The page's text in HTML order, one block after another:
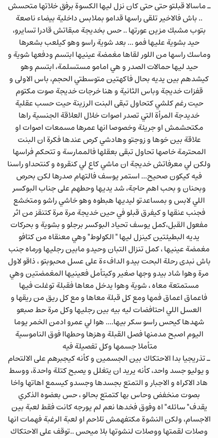
ـ ماسالا قبلتو حتى حتى كان نزل ليها الكسوة برفق خلاتها متحسش
.. باش فالاخير تلقى راسها قدامو بملابس داخلية بيضاء ناصعة
بتوب مشبك مزين عورتها .. حس بخديجة مبقاتش قادرا تسايرو،
حيد بشوية عليها فمو ... بعد شوية راسو وهو كيلعب بشعرها
وماسك راسها من اللور لقاها مغمضة عينيها ابتسم ودفعها شوية و
حيد ليها حمالات الصدر و هي امامو مستسلمة، ابتسم وهو
كيشدهم بين يديه بحال فاكهتين متوسطتي الحجم، باس الاولى و
قفزات خديجة وباس الثانية و هنا خرجات خديجة صوت مكتوم
حيت رغم كلشي كتحاول تبقى البنت الرزينة حيت حسب عقلية
خديدجة المرأة التي تصدر اصوات خلال العلاقة الجنسية راها
مكتحشمش او جريئة وخصوصا انها عمرها مسمعات اصوات او
علاقة بين خوها و زوجتو وهادشي كرص عندها فكرة ان البنت
المحترمة خاصها تحاول تبقى بعقلها فالممارسة و تتحكم فراسها
ولكن لي معرفاتش خديجة ان ماشي كاع لي كنقروه و كنتحداو راسنا
فيه كيكون صحيح... استمر يوسف فالتهام صدرها لكن بحرص
وبحنان و بحب اهم حاجة، شد يديها وحطهم على جناب البوكسر
اللي لابس و بمساعدتو ليديها هبطوه وهو خاشي راشو ومتخشع
فجنب عنقها و كيفرق قبلو في حين خديجة مرة مرة كتنقز من اثر
مفعول القبل،كمل يوسف تحياد البوكسر برجلو و بشوية و بحركات
يديه البطيئتين كينزل ليها " الكولوط" وهي معنقاه من كتافو
مغمضة عينيها ، كمل تنزال التبان وحيدو مابين رجليها ورماه جنب
باش نبدى رحلة البحت بيدو الدافءة على عسل محبوبتو ، ذاقو لاول
مرة وهوا شاد بيدو وجها صغير وكيتأمل فعينيها المغمضتين وهي
مستمتعة معاه ، شوية وهوا يدخل معاها فقبلة توغلت فيها
فاعماق اعماق فمها ومع كل قبلة معاها و مع كل ريق من ريقها و
العسل اللي احتافضات ليه بيه بين رجليها وكل مرة حط صبعو
شهدها كيحس راسو سكر بيها.... هوا لي عمرو ادمن الخمر يوما
اليوم اصبح مدمنها فصل القبلة وهزها وحطهاا فوق الناموسية
متأملا جسمها وكل تفصيلة فيه
ـ تذريجيا بدا الاحتكاك بين الجسمين و كأنه كيجبرهم على الالتحام
و يوليو جسد واحد، كأنه يريد ان يتغلل و يصبح كتلة واحدة، ووسط
هاد الاكراه و الاجبار و التمتع بجسدها وجسدو كيسمع اهاتها واخا
بصوت منخفض وحاس بها كتمتع بحالو ، حس بعضوه الذكري
يقدف" سائله" اه وفوق فخدها نعم لم يورجه كانت فقط لعبة بين
الاجسام، ولكن النشوة مكتفهمش تلاحم او لعبة الرغبة فهمات انها
وصلات لقمتها ووصلات لنشوتها بلا ميحس ..توقف على الاحتكاك